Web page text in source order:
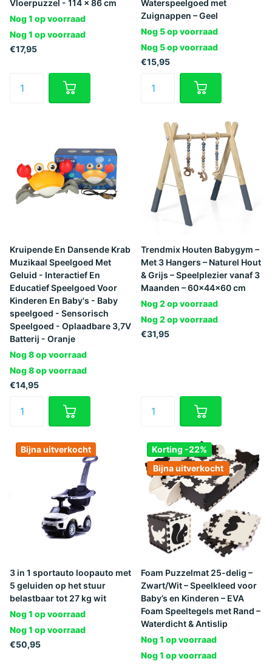
Vloerpuzzel - 114 x 86 cm
Nog 1 op voorraad
Nog 1 op voorraad
€17,95
Waterspeelgoed met
Zuignappen – Geel
Nog 5 op voorraad
Nog 5 op voorraad
€15,95
Kruipende En Dansende Krab
Muzikaal Speelgoed Met
Geluid - Interactief En
Educatief Speelgoed Voor
Kinderen En Baby's - Baby
speelgoed - Sensorisch
Speelgoed - Oplaadbare 3,7V
Batterij - Oranje
Nog 8 op voorraad
Nog 8 op voorraad
€14,95
Trendmix Houten Babygym –
Met 3 Hangers – Naturel Hout
& Grijs – Speelplezier vanaf 3
Maanden – 60×44×60 cm
Nog 2 op voorraad
Nog 2 op voorraad
€31,95
Bijna uitverkocht
3 in 1 sportauto loopauto met
5 geluiden op het stuur
belastbaar tot 27 kg wit
Nog 1 op voorraad
Nog 1 op voorraad
€50,95
Korting -22%
Bijna uitverkocht
Foam Puzzelmat 25-delig –
Zwart/Wit – Speelkleed voor
Baby’s en Kinderen – EVA
Foam Speeltegels met Rand –
Waterdicht & Antislip
Nog 1 op voorraad
Nog 1 op voorraad